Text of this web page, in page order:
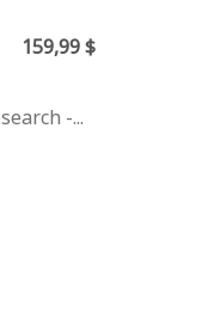
Prix
159,99 $